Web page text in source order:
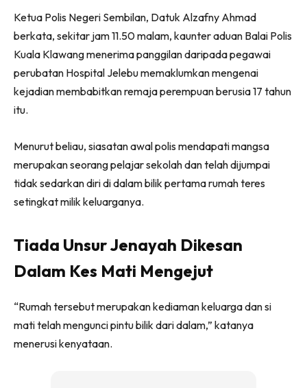
Ketua Polis Negeri Sembilan, Datuk Alzafny Ahmad
berkata, sekitar jam 11.50 malam, kaunter aduan Balai Polis
Kuala Klawang menerima panggilan daripada pegawai
perubatan Hospital Jelebu memaklumkan mengenai
kejadian membabitkan remaja perempuan berusia 17 tahun
itu.
Menurut beliau, siasatan awal polis mendapati mangsa
merupakan seorang pelajar sekolah dan telah dijumpai
tidak sedarkan diri di dalam bilik pertama rumah teres
setingkat milik keluarganya.
Tiada Unsur Jenayah Dikesan
Dalam Kes Mati Mengejut
“Rumah tersebut merupakan kediaman keluarga dan si
mati telah mengunci pintu bilik dari dalam,” katanya
menerusi kenyataan.